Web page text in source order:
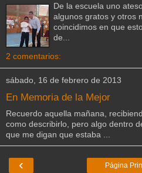
De la escuela uno
algunos gratos y otros
coincidimos en que
de...
2 comentarios:
sábado, 16 de febrero de 2013
En Memoria de la Mejor
Recuerdo aquella mañana,
como describirlo, pero algo dentro
que me digan que estaba ...
‹ Página